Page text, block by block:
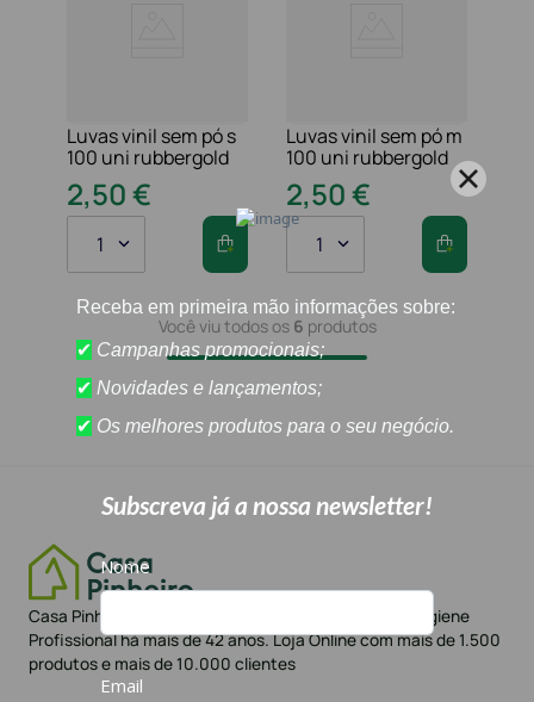
Luvas vinil sem pó s
100 uni rubbergold
2,50€
1
Luvas vinil sem pó m
100 uni rubbergold
2,50€
1
Você viu todos os 6 produtos
Casa Pinheiro referência em Portugal no sector da Higiene
Profissional há mais de 42 anos. Loja Online com mais de 1.500
produtos e mais de 10.000 clientes